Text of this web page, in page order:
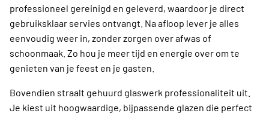
professioneel gereinigd en geleverd, waardoor je direct
gebruiksklaar servies ontvangt. Na afloop lever je alles
eenvoudig weer in, zonder zorgen over afwas of
schoonmaak. Zo hou je meer tijd en energie over om te
genieten van je feest en je gasten.
Bovendien straalt gehuurd glaswerk professionaliteit uit.
Je kiest uit hoogwaardige, bijpassende glazen die perfect